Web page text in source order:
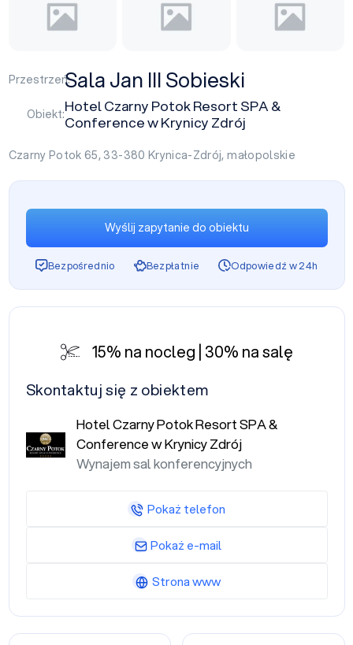
Przestrzeń:Sala Jan III Sobieski
Obiekt:Hotel Czarny Potok Resort SPA &
Conference w Krynicy Zdrój
Czarny Potok 65, 33-380 Krynica-Zdrój,małopolskie
Wyślij zapytanie do obiektu
Bezpośrednio Bezpłatnie Odpowiedź w 24h
15% na nocleg | 30% na salę
Skontaktuj się z obiektem
Hotel Czarny Potok Resort SPA &
Conference w Krynicy Zdrój
Wynajem sal konferencyjnych
Pokaż telefon
Pokaż e-mail
Strona www